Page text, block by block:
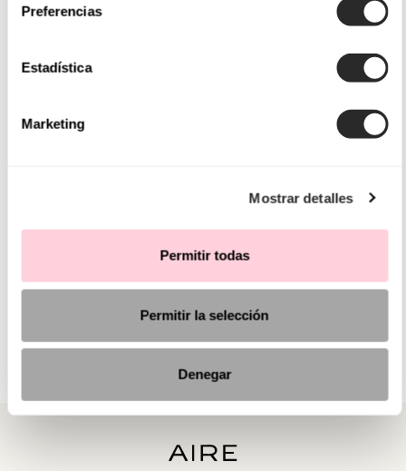
Preferencias
Estadística
Marketing
Mostrar detalles
Permitir todas
Permitir la selección
Denegar